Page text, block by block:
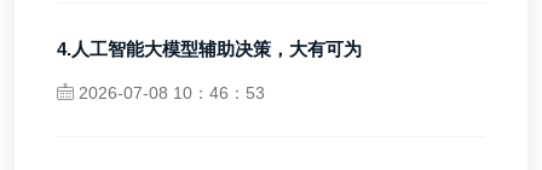
4.人工智能大模型辅助决策，大有可为
2026-07-08 10：46：53